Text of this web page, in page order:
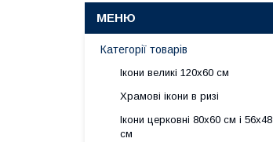
Категорії товарів
Ікони великі 120х60 см
Храмові ікони в ризі
Ікони церковні 80х60 см і 56х48
см